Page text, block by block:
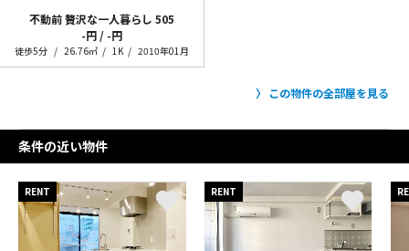
不動前 贅沢な一人暮らし 505
-円 / -円
徒歩5分 26.76㎡ 1K 2010年01月
この物件の全部屋を見る
条件の近い物件
RENT RENT